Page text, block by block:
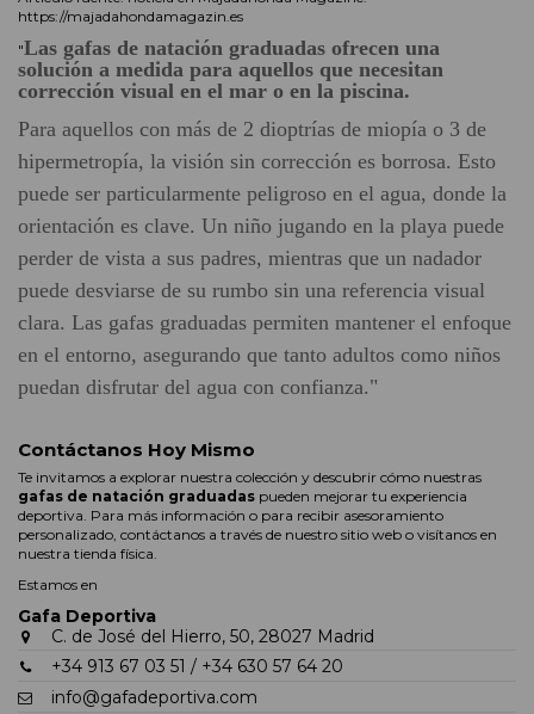
https://majadahondamagazin.es
"Las gafas de natación graduadas ofrecen una
solución a medida para aquellos que necesitan
corrección visual en el mar o en la piscina.
Para aquellos con más de 2 dioptrías de miopía o 3 de
hipermetropía, la visión sin corrección es borrosa. Esto
puede ser particularmente peligroso en el agua, donde la
orientación es clave. Un niño jugando en la playa puede
perder de vista a sus padres, mientras que un nadador
puede desviarse de su rumbo sin una referencia visual
clara. Las gafas graduadas permiten mantener el enfoque
en el entorno, asegurando que tanto adultos como niños
puedan disfrutar del agua con confianza."
Contáctanos Hoy Mismo
Te invitamos a explorar nuestra colección y descubrir cómo nuestras
gafas de natación graduadas pueden mejorar tu experiencia
deportiva. Para más información o para recibir asesoramiento
personalizado, contáctanos a través de nuestro sitio web o visítanos en
nuestra tienda física.
Estamos en
Gafa Deportiva
C. de José del Hierro, 50, 28027 Madrid
+34 913 67 03 51 / +34 630 57 64 20
info@gafadeportiva.com